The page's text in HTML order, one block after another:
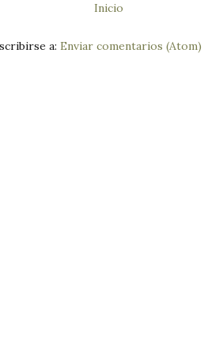
Inicio
a: Enviar comentarios (Atom)